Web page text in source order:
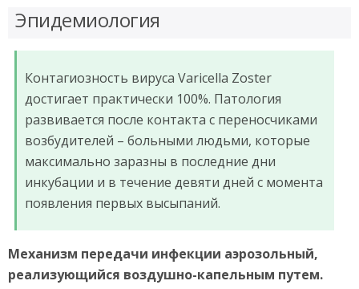
Эпидемиология
Контагиозность вируса Varicella Zoster
достигает практически 100%. Патология
развивается после контакта с переносчиками
возбудителей – больными людьми, которые
максимально заразны в последние дни
инкубации и в течение девяти дней с момента
появления первых высыпаний.
Механизм передачи инфекции аэрозольный,
реализующийся воздушно-капельным путем.